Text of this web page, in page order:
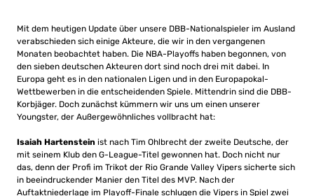
Mit dem heutigen Update über unsere DBB-Nationalspieler im Ausland
verabschieden sich einige Akteure, die wir in den vergangenen
Monaten beobachtet haben. Die NBA-Playoffs haben begonnen, von
den sieben deutschen Akteuren dort sind noch drei mit dabei. In
Europa geht es in den nationalen Ligen und in den Europapokal-
Wettbewerben in die entscheidenden Spiele. Mittendrin sind die DBB-
Korbjäger. Doch zunächst kümmern wir uns um einen unserer
Youngster, der Außergewöhnliches vollbracht hat:
Isaiah Hartenstein ist nach Tim Ohlbrecht der zweite Deutsche, der
mit seinem Klub den G-League-Titel gewonnen hat. Doch nicht nur
das, denn der Profi im Trikot der Rio Grande Valley Vipers sicherte sich
in beeindruckender Manier den Titel des MVP. Nach der
Auftaktniederlage im Playoff-Finale schlugen die Vipers in Spiel zwei